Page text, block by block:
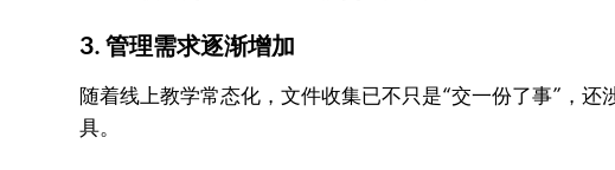
3. 管理需求逐渐增加
随着线上教学常态化，文件收集已不只是“交一份了事”，
具。